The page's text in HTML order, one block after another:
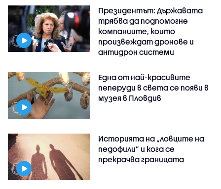
Президентът: Държавата
трябва да подпомогне
компаниите, които
произвеждат дронове и
антидрон системи
Една от най-красивите
пеперуди в света се появи в
музея в Пловдив
Историята на „ловците на
педофили” и кога се
прекрачва границата